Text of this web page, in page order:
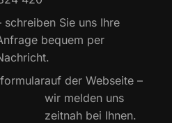
schreiben Sie uns Ihre
bequem per
auf der Webseite –
wir melden uns
zeitnah bei Ihnen.